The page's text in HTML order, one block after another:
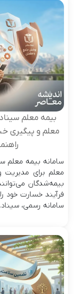
معلم و پیگیری
سامانه بیمه معلم
معلم برای
بیمه‌شدگان
فرآیند خسارت خود
سامانه رسمی،